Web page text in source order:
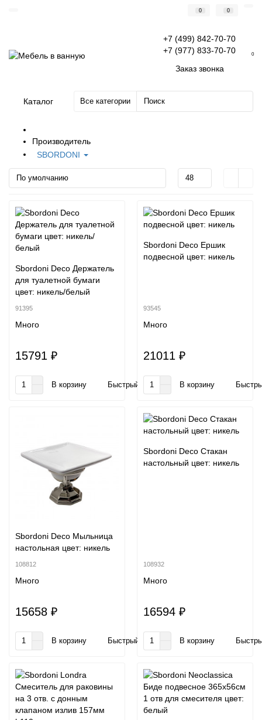
0 0
+7 (499) 842-70-70
+7 (977) 833-70-70
Заказ звонка
0
Каталог Все категории
Производитель
SBORDONI
Sbordoni Deco Держатель
для туалетной бумаги
цвет: никель/белый
91395
Много
15791 ₽
В корзину Быстрый заказ
Sbordoni Deco Ершик
подвесной цвет: никель
93545
Много
21011 ₽
В корзину
Sbordoni Deco Мыльница
настольная цвет: никель
108812
Много
15658 ₽
В корзину Быстрый заказ
Sbordoni Deco Стакан
настольный цвет: никель
108932
Много
16594 ₽
В корзину